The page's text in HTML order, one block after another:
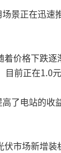
景正在迅速
价格下跌
前正在1.0元
了电站的收
市场新增装